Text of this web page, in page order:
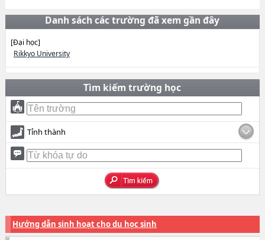
Danh sách các trường đã xem gần đây
[Đại học]
Rikkyo University
Tìm kiếm trường học
Tỉnh thành
Hướng dẫn sinh hoạt cho du học sinh